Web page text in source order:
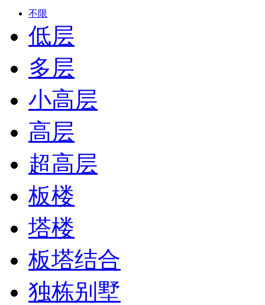
不限
低层
多层
小高层
高层
超高层
板楼
塔楼
板塔结合
独栋别墅